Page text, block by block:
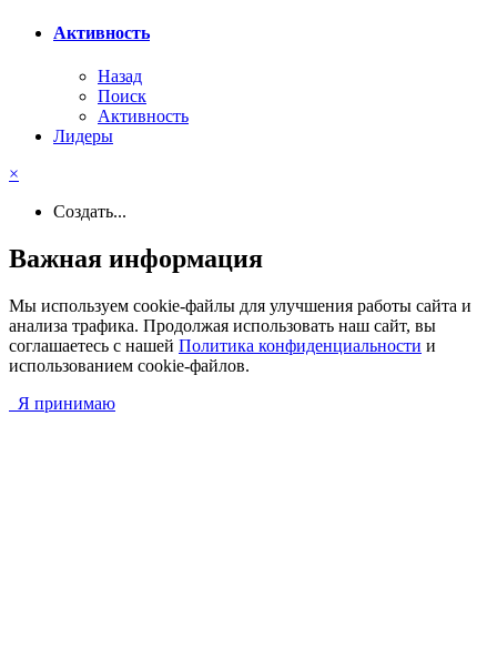
Активность
Назад
Поиск
Активность
Лидеры
×
Создать...
Важная информация
Мы используем cookie-файлы для улучшения работы сайта и
анализа трафика. Продолжая использовать наш сайт, вы
соглашаетесь с нашей Политика конфиденциальности и
использованием cookie-файлов.
Я принимаю